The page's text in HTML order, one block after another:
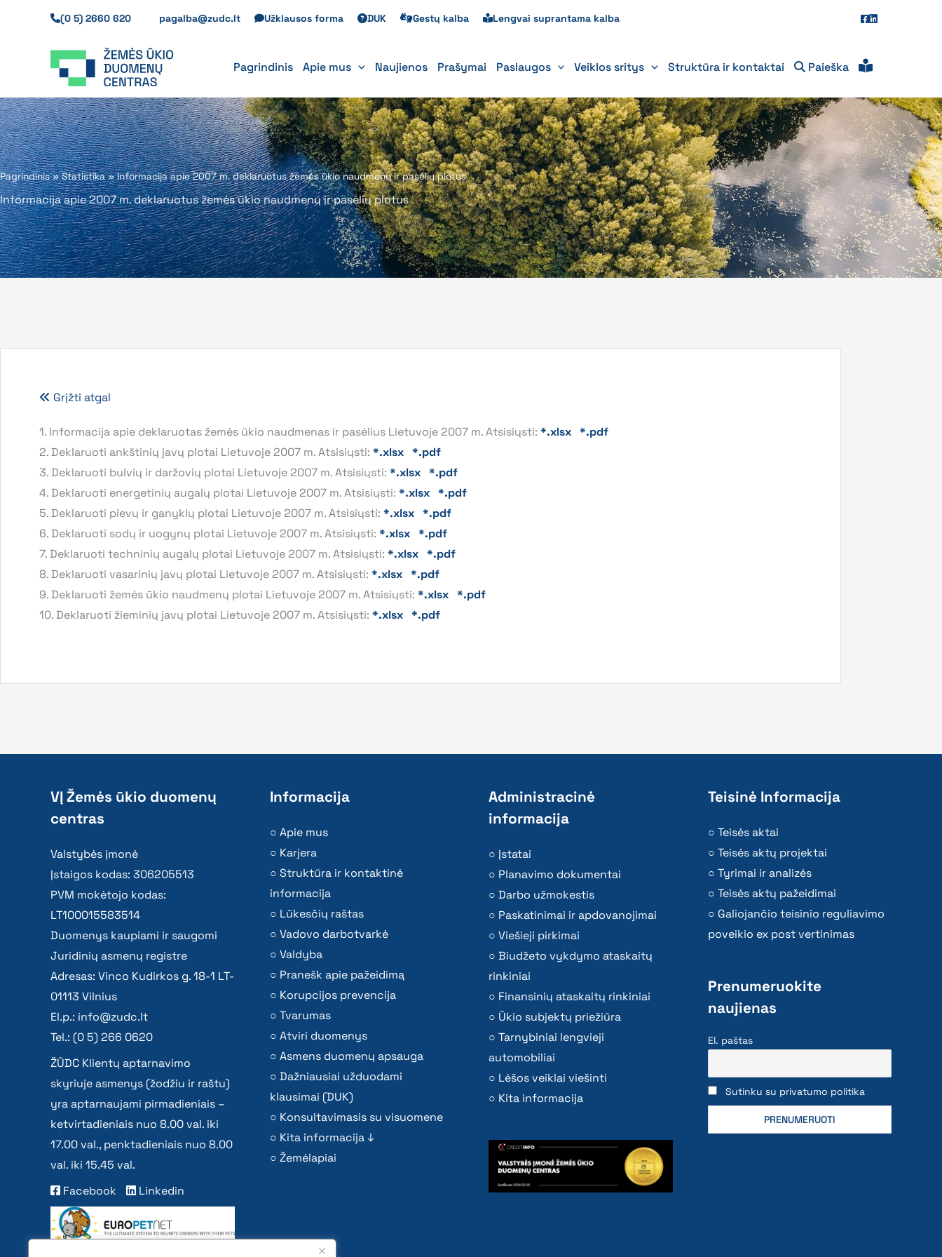
(0 5) 2660 620 pagalba@zudc.lt Užklausos forma DUK Gestų kalba Lengvai suprantama kalba
Pagrindinis Apie mus Naujienos Prašymai Paslaugos Veiklos sritys Struktūra ir kontaktai Paieška
Pagrindinis»Statistika»Informacija apie 2007 m. deklaruotus žemės ūkio naudmenų ir pasėlių plotus
Informacija apie 2007 m. deklaruotus žemės ūkio naudmenų ir pasėlių plotus
Grįžti atgal
1. Informacija apie deklaruotas žemės ūkio naudmenas ir pasėlius Lietuvoje 2007 m. Atsisiųsti: *.xlsx *.pdf
2. Deklaruoti ankštinių javų plotai Lietuvoje 2007 m. Atsisiųsti: *.xlsx *.pdf
3. Deklaruoti bulvių ir daržovių plotai Lietuvoje 2007 m. Atsisiųsti: *.xlsx *.pdf
4. Deklaruoti energetinių augalų plotai Lietuvoje 2007 m. Atsisiųsti: *.xlsx *.pdf
5. Deklaruoti pievų ir ganyklų plotai Lietuvoje 2007 m. Atsisiųsti: *.xlsx *.pdf
6. Deklaruoti sodų ir uogynų plotai Lietuvoje 2007 m. Atsisiųsti: *.xlsx *.pdf
7. Deklaruoti techninių augalų plotai Lietuvoje 2007 m. Atsisiųsti: *.xlsx *.pdf
8. Deklaruoti vasarinių javų plotai Lietuvoje 2007 m. Atsisiųsti: *.xlsx *.pdf
9. Deklaruoti žemės ūkio naudmenų plotai Lietuvoje 2007 m. Atsisiųsti: *.xlsx *.pdf
10. Deklaruoti žieminių javų plotai Lietuvoje 2007 m. Atsisiųsti: *.xlsx *.pdf
VĮ Žemės ūkio duomenų
centras
Valstybės įmonė
Įstaigos kodas: 306205513
PVM mokėtojo kodas:
LT100015583514
Duomenys kaupiami ir saugomi
Juridinių asmenų registre
Adresas: Vinco Kudirkos g. 18-1 LT-
01113 Vilnius
El.p.: info@zudc.lt
Tel.: (0 5) 266 0620
ŽŪDC Klientų aptarnavimo
skyriuje asmenys (žodžiu ir raštu)
yra aptarnaujami pirmadieniais –
ketvirtadieniais nuo 8.00 val. iki
17.00 val., penktadieniais nuo 8.00
val. iki 15.45 val.
Facebook
Linkedin
Informacija
Apie mus
Karjera
Struktūra ir kontaktinė
informacija
Lūkesčių raštas
Vadovo darbotvarkė
Valdyba
Pranešk apie pažeidimą
Korupcijos prevencija
Tvarumas
Atviri duomenys
Asmens duomenų apsauga
Dažniausiai užduodami
klausimai (DUK)
Konsultavimasis su visuomene
Kita informacija ↓
Žemėlapiai
Administracinė
informacija
Įstatai
Planavimo dokumentai
Darbo užmokestis
Paskatinimai ir apdovanojimai
Viešieji pirkimai
Biudžeto vykdymo ataskaitų
rinkiniai
Finansinių ataskaitų rinkiniai
Ūkio subjektų priežiūra
Tarnybiniai lengvieji
automobiliai
Lėšos veiklai viešinti
Kita informacija
Teisinė Informacija
Teisės aktai
Teisės aktų projektai
Tyrimai ir analizės
Teisės aktų pažeidimai
Galiojančio teisinio reguliavimo
poveikio ex post vertinimas
Prenumeruokite
naujienas
El. paštas
Sutinku su privatumo politika